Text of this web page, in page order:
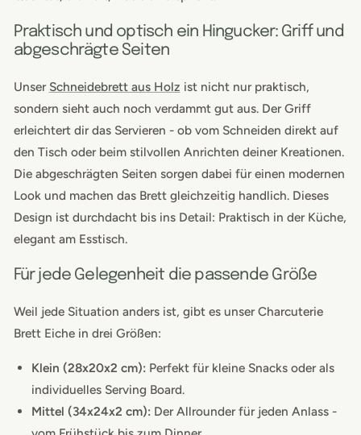
Praktisch und optisch ein Hingucker: Griff und
abgeschrägte Seiten
Unser Schneidebrett aus Holz ist nicht nur praktisch,
sondern sieht auch noch verdammt gut aus. Der Griff
erleichtert dir das Servieren - ob vom Schneiden direkt auf
den Tisch oder beim stilvollen Anrichten deiner Kreationen.
Die abgeschrägten Seiten sorgen dabei für einen modernen
Look und machen das Brett gleichzeitig handlich. Dieses
Design ist durchdacht bis ins Detail: Praktisch in der Küche,
elegant am Esstisch.
Für jede Gelegenheit die passende Größe
Weil jede Situation anders ist, gibt es unser Charcuterie
Brett Eiche in drei Größen:
Klein (28x20x2 cm):Perfekt für kleine Snacks oder als
individuelles Serving Board.
Mittel (34x24x2 cm):Der Allrounder für jeden Anlass -